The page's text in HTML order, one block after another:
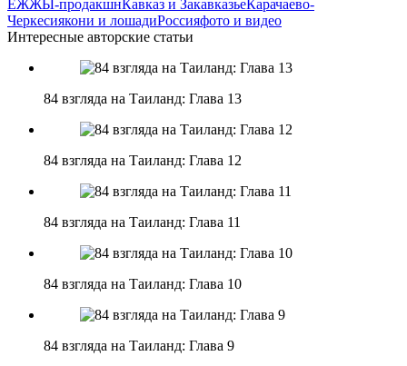
ЕЖЖЫ-продакшн Кавказ и ЗакавказьеКарачаево-
Черкесиякони и лошадиРоссияфото и видео
Интересные авторские статьи
84 взгляда на Таиланд: Глава 13
84 взгляда на Таиланд: Глава 12
84 взгляда на Таиланд: Глава 11
84 взгляда на Таиланд: Глава 10
84 взгляда на Таиланд: Глава 9